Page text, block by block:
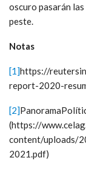
oscuro pasarán
peste.
Notas
[1]https://
report-2020-
[2]
(https://
content/uploads/
2021.pdf)